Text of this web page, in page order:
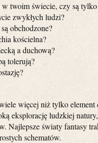
twoim świecie, czy są
zwykłych ludzi?
obchodzone?
kościelna?
a duchową?
tolerują?
więcej niż tylko element
eksplorację ludzkiej
Najlepsze światy fantasy
schematów.